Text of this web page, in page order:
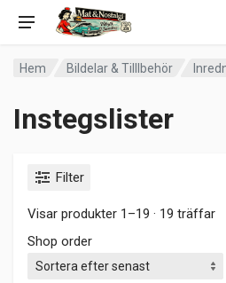
Hem Bildelar & Tilllbehör
Instegslister
Filter
Visar produkter 1–19 · 19 träffar
Shop order